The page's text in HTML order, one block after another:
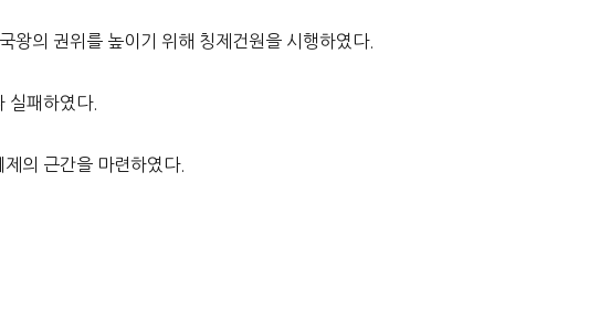
의 권위를 높이기 위해 칭제건원을 시행하였다.
실패하였다.
의 근간을 마련하였다.